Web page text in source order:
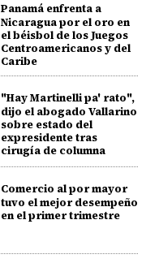
Panamá enfrenta a
Nicaragua por el oro en
el béisbol de los Juegos
Centroamericanos y del
Caribe
"Hay Martinelli pa' rato",
dijo el abogado Vallarino
sobre estado del
expresidente tras
cirugía de columna
Comercio al por mayor
tuvo el mejor desempeño
en el primer trimestre